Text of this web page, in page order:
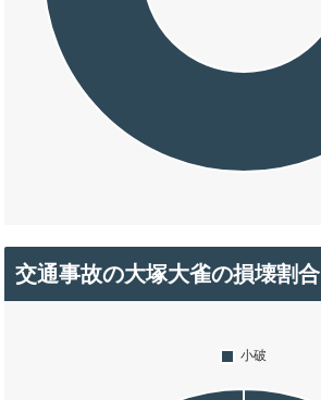
交通事故の大塚大雀の損壊割合